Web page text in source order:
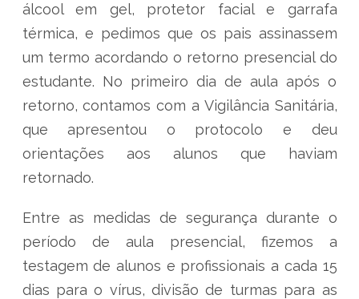
álcool em gel, protetor facial e garrafa
térmica, e pedimos que os pais assinassem
um termo acordando o retorno presencial do
estudante. No primeiro dia de aula após o
retorno, contamos com a Vigilância Sanitária,
que apresentou o protocolo e deu
orientações aos alunos que haviam
retornado.
Entre as medidas de segurança durante o
período de aula presencial, fizemos a
testagem de alunos e profissionais a cada 15
dias para o vírus, divisão de turmas para as